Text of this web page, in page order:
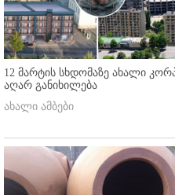
12 მარტის სხდომაზე ახალი
აღარ განიხილება
ახალი ამბები